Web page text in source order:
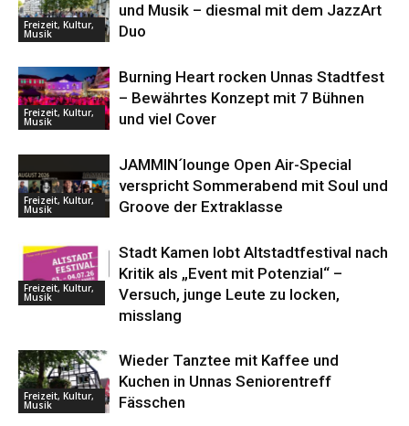
Freizeit, Kultur,
Musik
und Musik – diesmal mit dem JazzArt
Duo
Freizeit, Kultur,
Musik
Burning Heart rocken Unnas Stadtfest
– Bewährtes Konzept mit 7 Bühnen
und viel Cover
Freizeit, Kultur,
Musik
JAMMIN´lounge Open Air-Special
verspricht Sommerabend mit Soul und
Groove der Extraklasse
Freizeit, Kultur,
Musik
Stadt Kamen lobt Altstadtfestival nach
Kritik als „Event mit Potenzial“ –
Versuch, junge Leute zu locken,
misslang
Freizeit, Kultur,
Musik
Wieder Tanztee mit Kaffee und
Kuchen in Unnas Seniorentreff
Fässchen